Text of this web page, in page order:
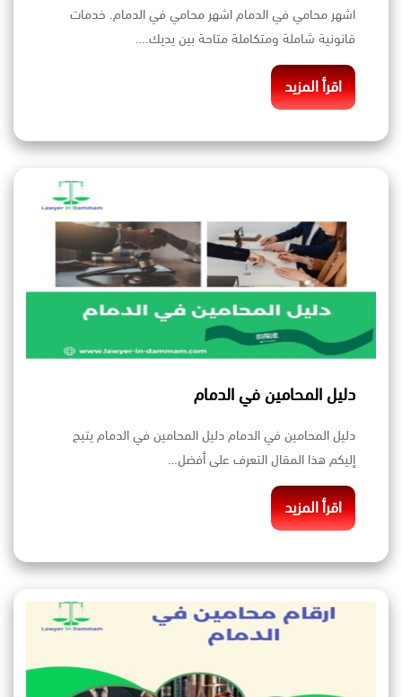
اشهر محامي في الدمام اشهر محامي في الدمام. خدمات
قانونية شاملة ومتكاملة متاحة بين يديك.…
اقرأ المزيد
دليل المحامين في الدمام
دليل المحامين في الدمام دليل المحامين في الدمام يتيح
إليكم هذا المقال التعرف على أفضل…
اقرأ المزيد